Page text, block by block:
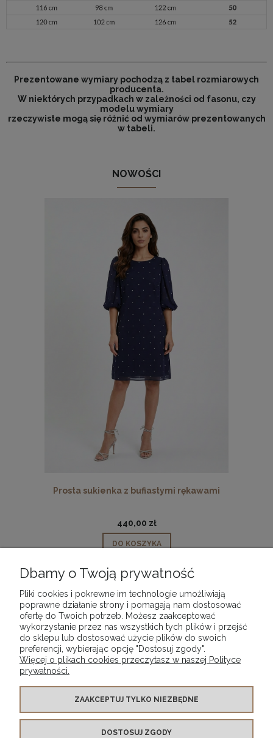
Prezentowane wymiary pochodzą z tabel rozmiarowych
producenta.
W niektórych przypadkach w zależności od fasonu, czy
modelu wymiary
rzeczywiste mogą się różnić od wymiarów prezentowanych
w tabeli.
NOWOŚCI
Prosta sukienka z bufiastymi rękawami
440,00 zł
DO KOSZYKA
FIRMA
PRZEWODNIK ZAKUPÓW
POLITYKA
ZNAJDŹ NAS
Dbamy o Twoją prywatność
Pliki cookies i pokrewne im technologie umożliwiają
poprawne działanie strony i pomagają nam dostosować
ofertę do Twoich potrzeb. Możesz zaakceptować
wykorzystanie przez nas wszystkich tych plików i przejść
do sklepu lub dostosować użycie plików do swoich
preferencji, wybierając opcję "Dostosuj zgody".
Więcej o plikach cookies przeczytasz w naszej Polityce
prywatności.
ZAAKCEPTUJ TYLKO NIEZBĘDNE
DOSTOSUJ ZGODY